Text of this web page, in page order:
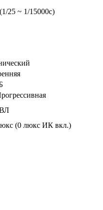
25 ~ 1/15000с)
(0 люкс ИК вкл.)